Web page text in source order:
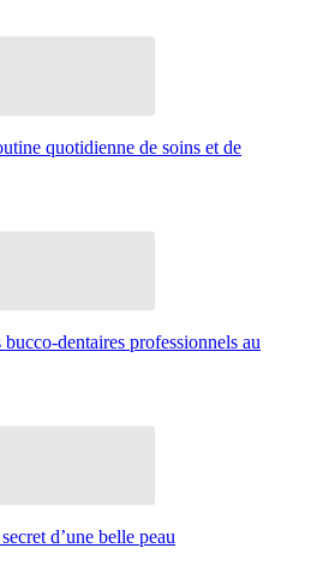
quotidienne de soins et de
dentaires professionnels au
d’une belle peau